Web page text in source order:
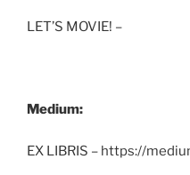
LET’S MOVIE! –
Medium:
EX LIBRIS – https://